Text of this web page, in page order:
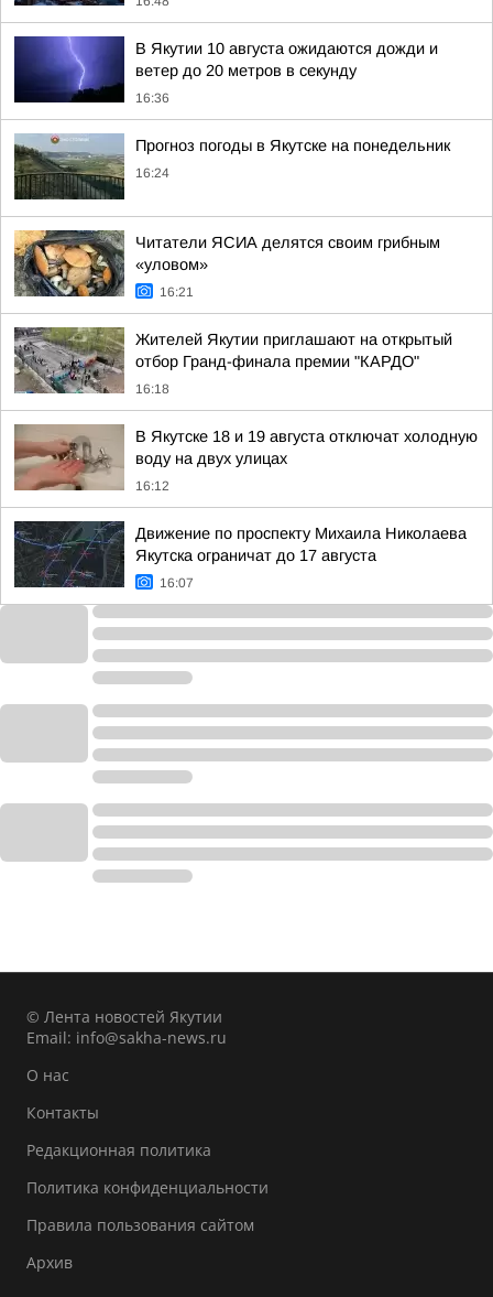
В Якутии 10 августа ожидаются дожди и
ветер до 20 метров в секунду
16:36
Прогноз погоды в Якутске на понедельник
16:24
Читатели ЯСИА делятся своим грибным
«уловом»
16:21
Жителей Якутии приглашают на открытый
отбор Гранд-финала премии "КАРДО"
16:18
В Якутске 18 и 19 августа отключат холодную
воду на двух улицах
16:12
Движение по проспекту Михаила Николаева
Якутска ограничат до 17 августа
16:07
© Лента новостей Якутии
Email: info@sakha-news.ru
О нас
Контакты
Редакционная политика
Политика конфиденциальности
Правила пользования сайтом
Архив